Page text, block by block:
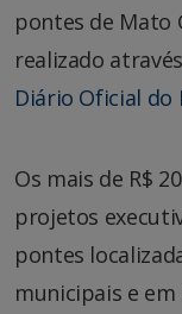
pontes de Mato
realizado
Diário Oficial do
Os mais de R$
projetos
pontes
municipais e